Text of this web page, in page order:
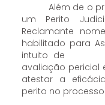
Além de o
um Perito
Reclamante
habilitado para
intuito de
avaliação pericial
atestar a
perito no processo.